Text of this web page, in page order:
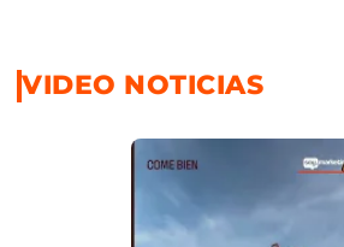
VIDEO NOTICIAS